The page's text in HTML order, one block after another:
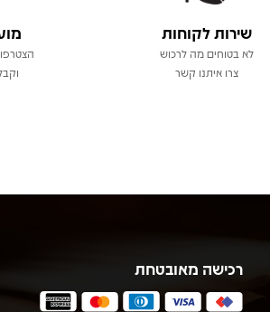
שירות לקוחות
לא בטוחים מה לרכוש
צרו איתנו קשר
רכישה מאובטחת